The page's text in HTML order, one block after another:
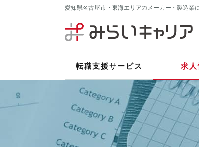
愛知県名古屋市・東海エリアのメーカー・製造業
転職支援サービス 求人